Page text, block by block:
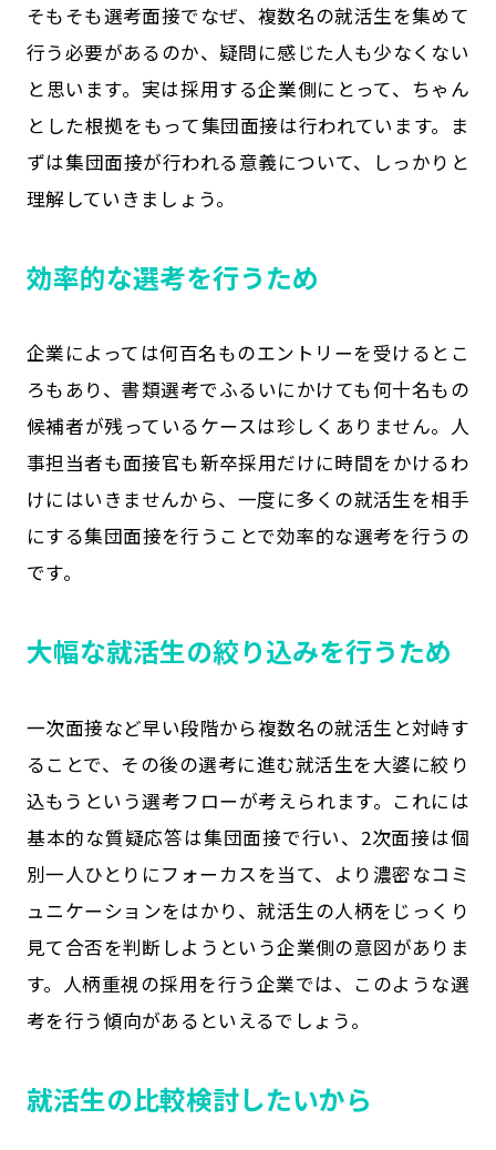
そもそも選考面接でなぜ、複数名の就活生を集めて
行う必要があるのか、疑問に感じた人も少なくない
と思います。実は採用する企業側にとって、ちゃん
とした根拠をもって集団面接は行われています。ま
ずは集団面接が行われる意義について、しっかりと
理解していきましょう。
効率的な選考を行うため
企業によっては何百名ものエントリーを受けるとこ
ろもあり、書類選考でふるいにかけても何十名もの
候補者が残っているケースは珍しくありません。人
事担当者も面接官も新卒採用だけに時間をかけるわ
けにはいきませんから、一度に多くの就活生を相手
にする集団面接を行うことで効率的な選考を行うの
です。
大幅な就活生の絞り込みを行うため
一次面接など早い段階から複数名の就活生と対峙す
ることで、その後の選考に進む就活生を大婆に絞り
込もうという選考フローが考えられます。これには
基本的な質疑応答は集団面接で行い、2次面接は個
別一人ひとりにフォーカスを当て、より濃密なコミ
ュニケーションをはかり、就活生の人柄をじっくり
見て合否を判断しようという企業側の意図がありま
す。人柄重視の採用を行う企業では、このような選
考を行う傾向があるといえるでしょう。
就活生の比較検討したいから